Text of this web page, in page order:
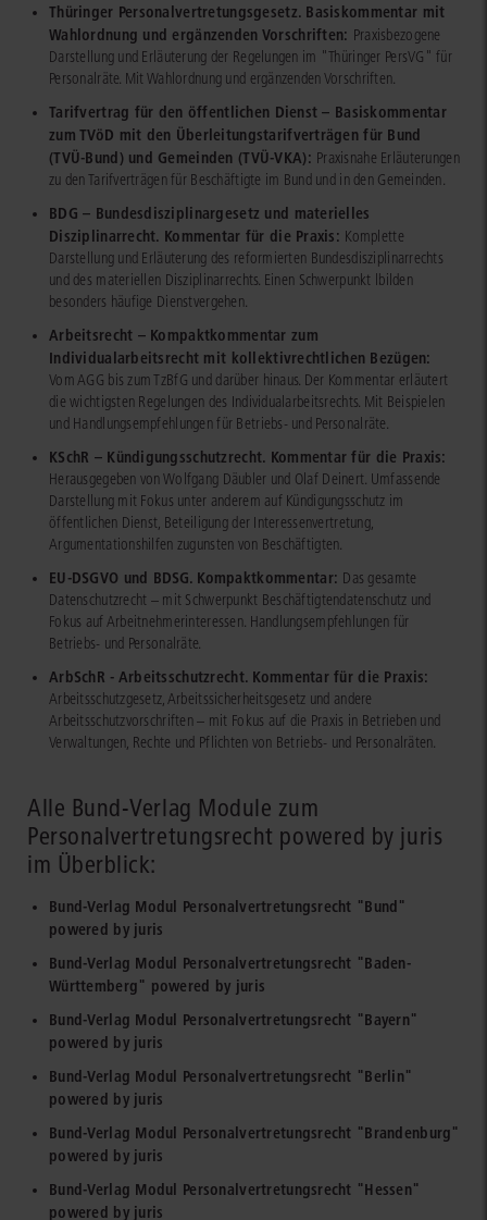
Thüringer Personalvertretungsgesetz. Basiskommentar mit
Wahlordnung und ergänzenden Vorschriften: Praxisbezogene
Darstellung und Erläuterung der Regelungen im "Thüringer PersVG" für
Personalräte. Mit Wahlordnung und ergänzenden Vorschriften.
Tarifvertrag für den öffentlichen Dienst – Basiskommentar
zum TVöD mit den Überleitungstarifverträgen für Bund
(TVÜ-Bund) und Gemeinden (TVÜ-VKA): Praxisnahe Erläuterungen
zu den Tarifverträgen für Beschäftigte im Bund und in den Gemeinden.
BDG – Bundesdisziplinargesetz und materielles
Disziplinarrecht. Kommentar für die Praxis: Komplette
Darstellung und Erläuterung des reformierten Bundesdisziplinarrechts
und des materiellen Disziplinarrechts. Einen Schwerpunkt lbilden
besonders häufige Dienstvergehen.
Arbeitsrecht – Kompaktkommentar zum
Individualarbeitsrecht mit kollektivrechtlichen Bezügen:
Vom AGG bis zum TzBfG und darüber hinaus. Der Kommentar erläutert
die wichtigsten Regelungen des Individualarbeitsrechts. Mit Beispielen
und Handlungsempfehlungen für Betriebs- und Personalräte.
KSchR – Kündigungsschutzrecht. Kommentar für die Praxis:
Herausgegeben von Wolfgang Däubler und Olaf Deinert. Umfassende
Darstellung mit Fokus unter anderem auf Kündigungsschutz im
öffentlichen Dienst, Beteiligung der Interessenvertretung,
Argumentationshilfen zugunsten von Beschäftigten.
EU-DSGVO und BDSG. Kompaktkommentar: Das gesamte
Datenschutzrecht – mit Schwerpunkt Beschäftigtendatenschutz und
Fokus auf Arbeitnehmerinteressen. Handlungsempfehlungen für
Betriebs- und Personalräte.
ArbSchR - Arbeitsschutzrecht. Kommentar für die Praxis:
Arbeitsschutzgesetz, Arbeitssicherheitsgesetz und andere
Arbeitsschutzvorschriften – mit Fokus auf die Praxis in Betrieben und
Verwaltungen, Rechte und Pflichten von Betriebs- und Personalräten.
Alle Bund-Verlag Module zum
Personalvertretungsrecht powered by juris
im Überblick:
Bund-Verlag Modul Personalvertretungsrecht "Bund"
powered by juris
Bund-Verlag Modul Personalvertretungsrecht "Baden-
Württemberg" powered by juris
Bund-Verlag Modul Personalvertretungsrecht "Bayern"
powered by juris
Bund-Verlag Modul Personalvertretungsrecht "Berlin"
powered by juris
Bund-Verlag Modul Personalvertretungsrecht "Brandenburg"
powered by juris
Bund-Verlag Modul Personalvertretungsrecht "Hessen"
powered by juris